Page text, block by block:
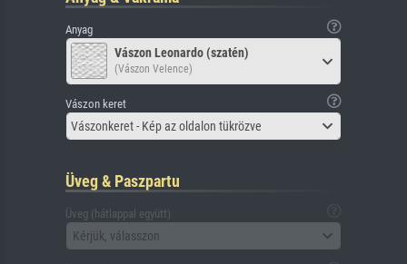
Anyag
Vászon Leonardo (szatén)
(Vászon Velence)
Vászon keret
Vászonkeret - Kép az oldalon tükrözve
Üveg & Paszpartu
Üveg (hátlappal együtt)
Kérjük, válasszon